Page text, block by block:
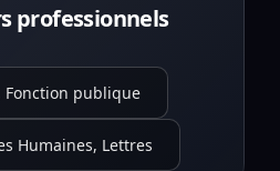
professionnels
Fonction publique
Humaines, Lettres